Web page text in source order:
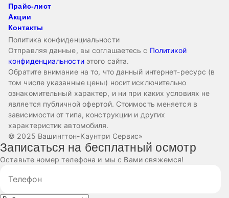
Прайс-лист
Акции
Контакты
Политика конфиденциальности
Отправляя данные, вы соглашаетесь с Политикой
конфиденциальностиэтого сайта.
Обратите внимание на то, что данный интернет-ресурс (в
том числе указанные цены) носит исключительно
ознакомительный характер, и ни при каких условиях не
является публичной офертой. Стоимость меняется в
зависимости от типа, конструкции и других
характеристик автомобиля.
© 2025 Вашингтон-Каунтри Сервис»
Записаться на бесплатный осмотр
Оставьте номер телефона и мы с Вами свяжемся!